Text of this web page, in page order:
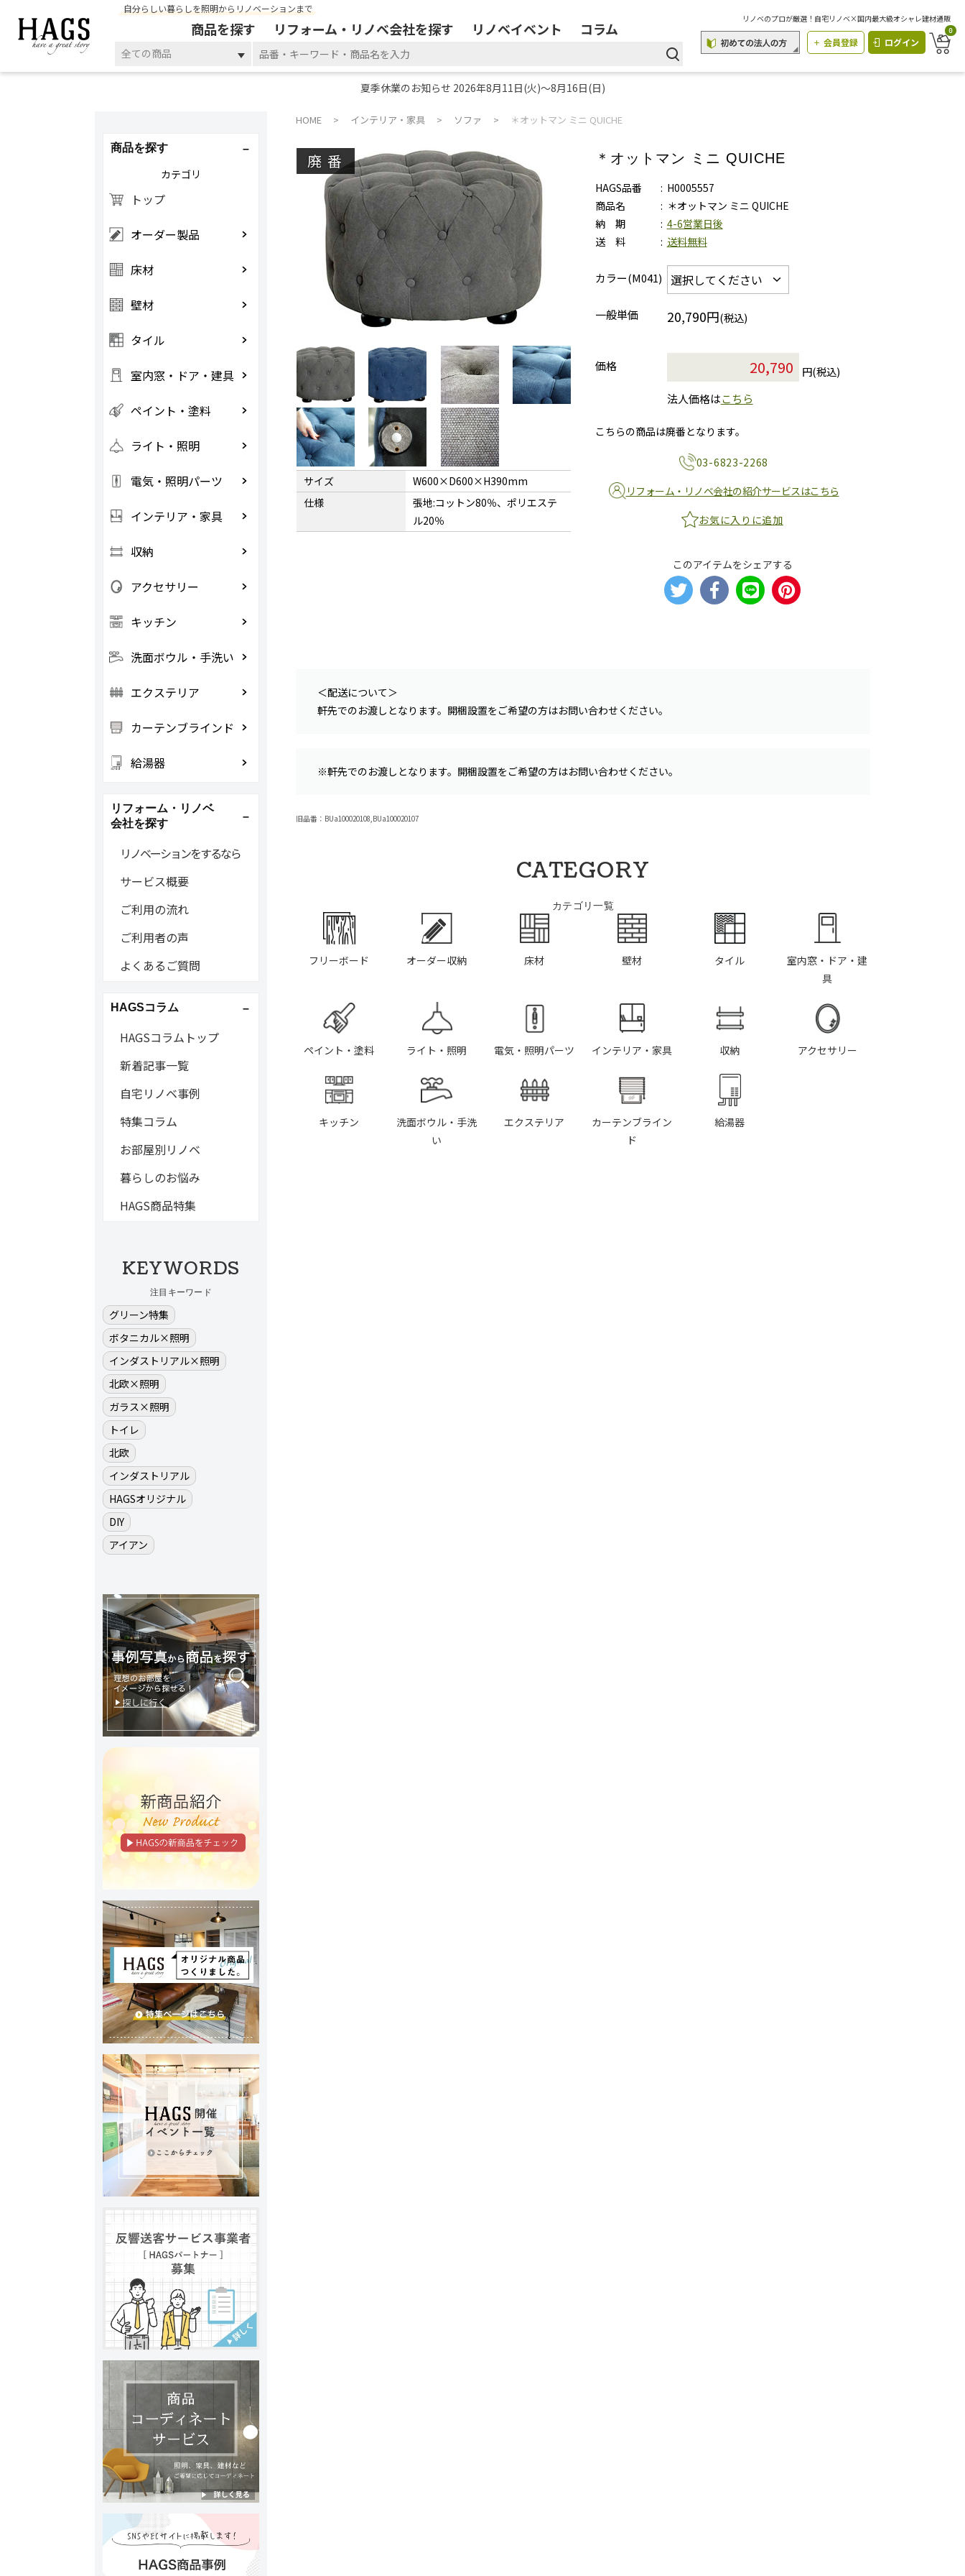
自分らしい暮らしを照明からリノベーションまで
商品を探す リフォーム・リノベ会社を探す リノベイベント コラム
全ての商品
リノベのプロが厳選！自宅リノベ×国内最大級オシャレ建材通販
会員登録 ログイン
0
夏季休業のお知らせ 2026年8月11日(火)～8月16日(日)
HOME インテリア・家具 ソファ ＊オットマン ミニ QUICHE
廃番
サイズ
W600×D600×H390mm
仕様
張地:コットン80％、ポリエステ
ル20％
＊オットマン ミニ QUICHE
HAGS品番
H0005557
商品名
＊オットマン ミニ QUICHE
納 期
4-6営業日後
送 料
送料無料
カラー(M041)
一般単価 20,790円(税込)
価格
円(税込)
法人価格はこちら
こちらの商品は廃番となります。
03-6823-2268
リフォーム・リノベ会社の紹介サービスはこちら
お気に入りに追加
このアイテムをシェアする
＜配送について＞
軒先でのお渡しとなります。開梱設置をご希望の方はお問い合わせください。
※軒先でのお渡しとなります。開梱設置をご希望の方はお問い合わせください。
旧品番：BUa100020108,BUa100020107
CATEGORY
カテゴリ一覧
フリーボード オーダー収納 床材 壁材 タイル
室内窓・ドア・建
具
ペイント・塗料 ライト・照明 電気・照明パーツ インテリア・家具 収納 アクセサリー
キッチン
洗面ボウル・手洗
い
エクステリア
カーテンブライン
ド
給湯器
商品を探す
カテゴリ
トップ
オーダー製品
床材
壁材
タイル
室内窓・ドア・建具
ペイント・塗料
ライト・照明
電気・照明パーツ
インテリア・家具
収納
アクセサリー
キッチン
洗面ボウル・手洗い
エクステリア
カーテンブラインド
給湯器
リフォーム・リノベ
会社を探す
リノベーションをするなら
サービス概要
ご利用の流れ
ご利用者の声
よくあるご質問
HAGSコラム
HAGSコラムトップ
新着記事一覧
自宅リノベ事例
特集コラム
お部屋別リノベ
暮らしのお悩み
HAGS商品特集
KEYWORDS
注目キーワード
グリーン特集
ボタニカル×照明
インダストリアル×照明
北欧×照明
ガラス×照明
トイレ
北欧
インダストリアル
HAGSオリジナル
DIY
アイアン